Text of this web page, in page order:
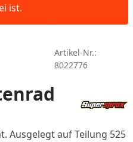
ist.
Artikel-Nr.:
8022776
Ausgelegt auf Teilung 525